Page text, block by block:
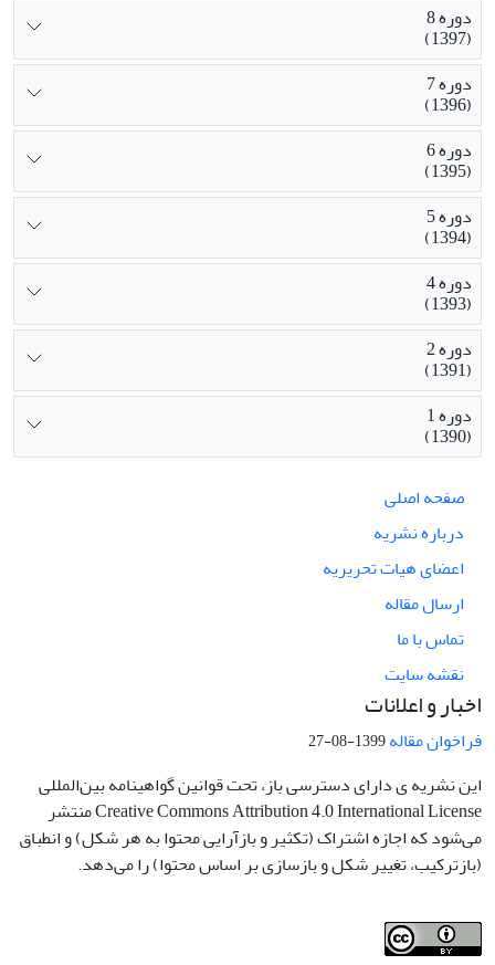
دوره 8
(1397)
دوره 7
(1396)
دوره 6
(1395)
دوره 5
(1394)
دوره 4
(1393)
دوره 2
(1391)
دوره 1
(1390)
صفحه اصلی
درباره نشریه
اعضای هیات تحریریه
ارسال مقاله
تماس با ما
نقشه سایت
اخبار و اعلانات
فراخوان مقاله1399-08-27
این نشریه ی دارای دسترسی باز، تحت قوانین گواهینامه بین‌المللی
Creative Commons Attribution 4.0 International License منتشر
می‌شود که اجازه اشتراک (تکثیر و بازآرایی محتوا به هر شکل) و انطباق
(بازترکیب، تغییر شکل و بازسازی بر اساس محتوا) را می‌دهد.